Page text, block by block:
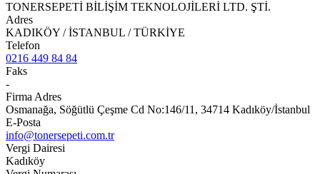
TONERSEPETİ BİLİŞİM TEKNOLOJİLERİ LTD. ŞTİ.
Adres
KADIKÖY / İSTANBUL / TÜRKİYE
Telefon
0216 449 84 84
Faks
-
Firma Adres
Osmanağa, Söğütlü Çeşme Cd No:146/11, 34714 Kadıköy/İstanbul
E-Posta
info@tonersepeti.com.tr
Vergi Dairesi
Kadıköy